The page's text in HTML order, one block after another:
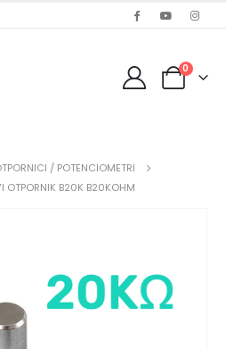
0
/ POTENCIOMETRI
OTPORNIK B20K B20KOHM